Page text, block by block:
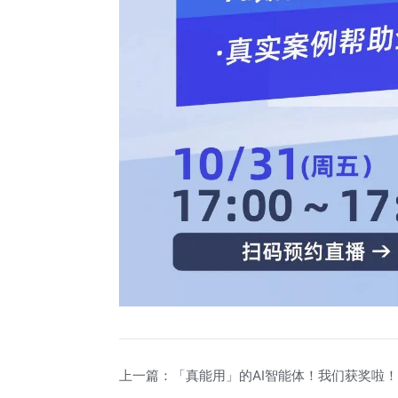
上一篇： 「真能用」的AI智能体！我们获奖啦！